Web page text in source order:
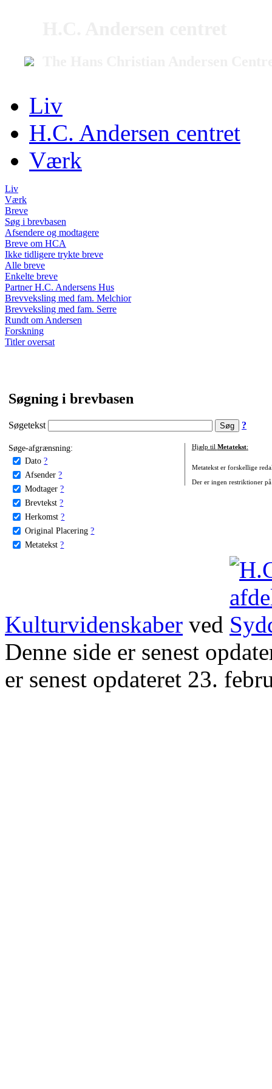
Liv
H.C. Andersen centret
Værk
Liv
Værk
Breve
Søg i brevbasen
Afsendere og modtagere
Breve om HCA
Ikke tidligere trykte breve
Alle breve
Enkelte breve
Partner H.C. Andersens Hus
Brevveksling med fam. Melchior
Brevveksling med fam. Serre
Rundt om Andersen
Forskning
Titler oversat
Søgning i brevbasen
Søgetekst ?
Søge-afgrænsning:
Dato ?
Afsender ?
Modtager ?
Brevtekst ?
Herkomst ?
Original Placering ?
Metatekst ?
Hjælp til Metatekst:
Metatekst er forskellige
Der er ingen restriktioner
Kulturvidenskaber ved
Denne side er senest
er senest opdateret 23.